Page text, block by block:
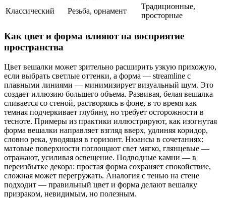
Классический Резьба, орнамент
Традиционные,
просторные
Как цвет и форма влияют на восприятие
пространства
Цвет вешалки может зрительно расширить узкую прихожую,
если выбрать светлые оттенки, а форма — streamline с
плавными линиями — минимизирует визуальный шум. Это
создает иллюзию большего объема. Развивая, белая вешалка
сливается со стеной, растворяясь в фоне, в то время как
темная подчеркивает глубину, но требует осторожности в
тесноте. Примеры из практики иллюстрируют, как изогнутая
форма вешалки направляет взгляд вверх, удлиняя коридор,
словно река, уводящая в горизонт. Нюансы в сочетаниях:
матовые поверхности поглощают свет мягко, глянцевые —
отражают, усиливая освещение. Подводные камни — в
переизбытке декора: простая форма сохраняет спокойствие,
сложная может перегружать. Аналогия с тенью на стене
подходит — правильный цвет и форма делают вешалку
призраком, невидимым, но полезным.